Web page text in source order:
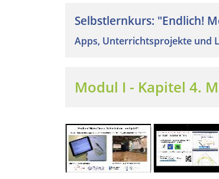
Selbstlernkurs: "Endlich!
Apps, Unterrichtsprojekte und
Modul I - Kapitel 4.